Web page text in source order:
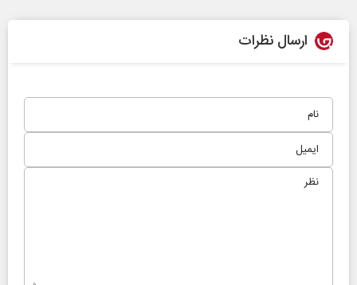
ارسال نظرات